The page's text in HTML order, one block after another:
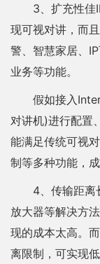
3、扩充性佳
现可视对讲，而
警、智慧家居、
业务等功能。
假如接入
对讲机)进行配置
能满足传统可视
制等多种功能，
4、传输距离
放大器等解决方
现的成本太高。
离限制，可实现